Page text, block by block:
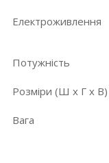
Електроживлення
Потужність
Розміри (Ш х Г х В)
Вага